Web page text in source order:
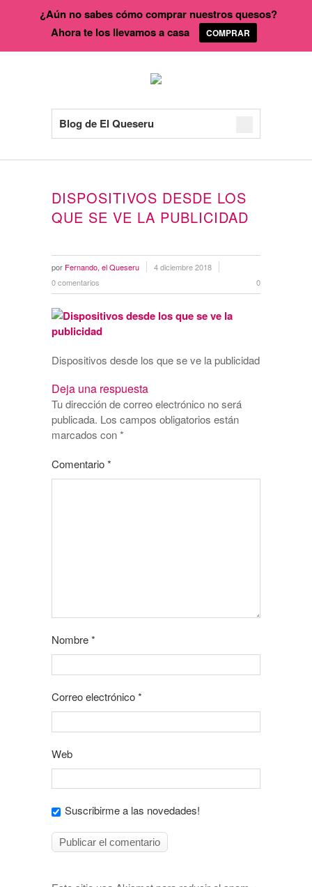
Blog de El Queseru
DISPOSITIVOS DESDE LOS
QUE SE VE LA PUBLICIDAD
por Fernando, el Queseru
4 diciembre 2018
0 comentarios
0
Dispositivos desde los que se ve la publicidad
Deja una respuesta
Tu dirección de correo electrónico no será
publicada. Los campos obligatorios están
marcados con*
Comentario*
Nombre*
Correo electrónico*
Web
Suscribirme a las novedades!
¿Aún no sabes cómo comprar nuestros quesos?
Ahora te los llevamos a casa
COMPRAR